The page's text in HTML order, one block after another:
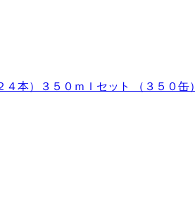
本）３５０ｍｌセット （３５０缶